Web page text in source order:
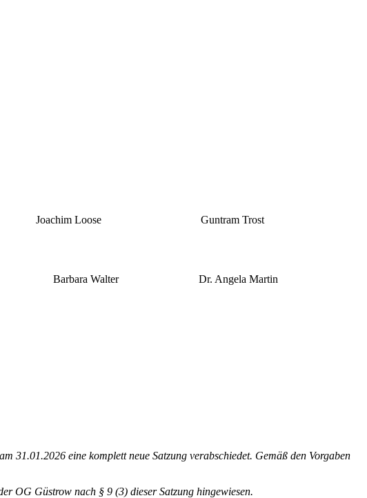
Joachim Loose Guntram Trost
Walter Dr. Angela Martin
31.01.2026 eine komplett neue Satzung verabschiedet. Gemäß den Vorgaben
OG Güstrow nach § 9 (3) dieser Satzung hingewiesen.